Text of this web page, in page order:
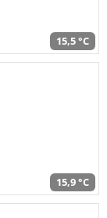
15,5 °C
15,9 °C